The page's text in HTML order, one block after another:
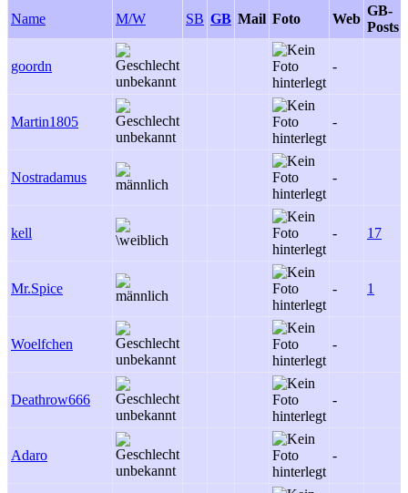
Name M/W SB GB Mail Foto Web
GB-
Posts
goordn -
Martin1805 -
Nostradamus -
kell - 17
Mr.Spice - 1
Woelfchen -
Deathrow666 -
Adaro -